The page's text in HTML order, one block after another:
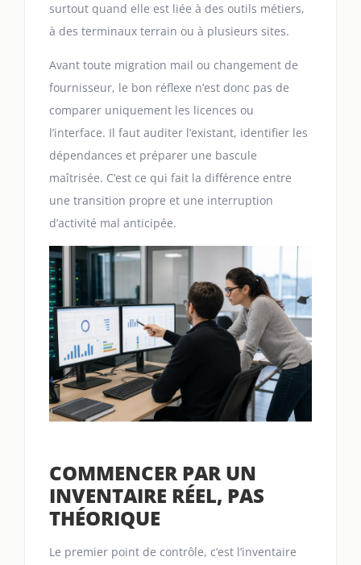
surtout quand elle est liée à des outils métiers,
à des terminaux terrain ou à plusieurs sites.
Avant toute migration mail ou changement de
fournisseur, le bon réflexe n’est donc pas de
comparer uniquement les licences ou
l’interface. Il faut auditer l’existant, identifier les
dépendances et préparer une bascule
maîtrisée. C’est ce qui fait la différence entre
une transition propre et une interruption
d’activité mal anticipée.
COMMENCER PAR UN
INVENTAIRE RÉEL, PAS
THÉORIQUE
Le premier point de contrôle, c’est l’inventaire